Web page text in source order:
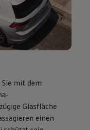
mit dem
Glasfläche
einen